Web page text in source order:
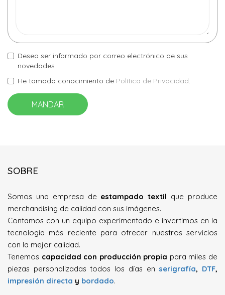
Deseo ser informado por correo electrónico de sus
novedades
He tomado conocimiento de Política de Privacidad.
MANDAR
SOBRE
Somos una empresa de estampado textil que produce
merchandising de calidad con sus imágenes.
Contamos con un equipo experimentado e invertimos en la
tecnología más reciente para ofrecer nuestros servicios
con la mejor calidad.
Tenemos capacidad con producción propia para miles de
piezas personalizadas todos los días enserigrafía, DTF,
impresión directa y bordado.